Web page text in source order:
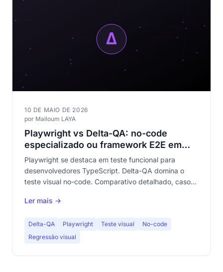
10 DE MAIO DE 2026
por Malloum LAYA
Playwright vs Delta-QA: no-code
especializado ou framework E2E em
2026
Playwright se destaca em teste funcional para
desenvolvedores TypeScript. Delta-QA domina o
teste visual no-code. Comparativo detalhado, casos
Ler mais →
Delta-QA Playwright Teste visual
No-code
Regressão visual